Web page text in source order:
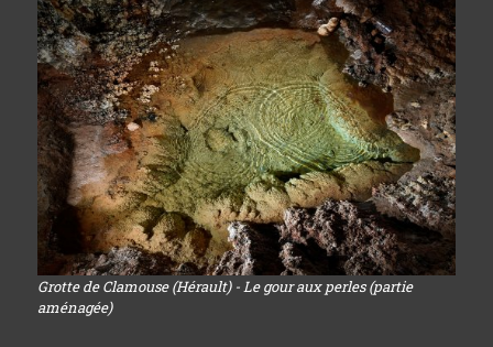
Grotte de Clamouse (Hérault) - Le gour aux perles (partie
aménagée)